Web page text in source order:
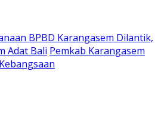
BPBD Karangasem Dilantik,
Adat Bali Pemkab Karangasem